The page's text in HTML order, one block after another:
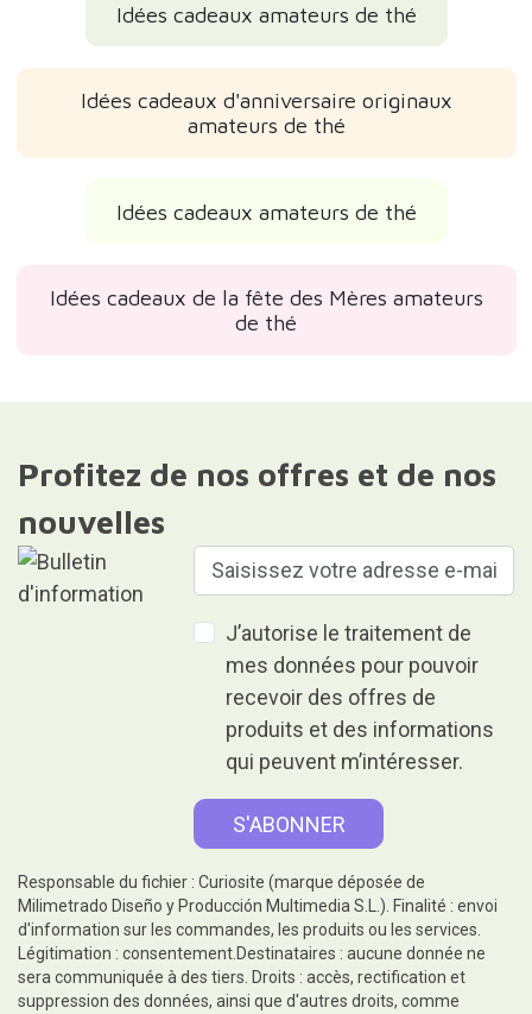
Idées cadeaux amateurs de thé
Idées cadeaux d'anniversaire originaux
amateurs de thé
Idées cadeaux amateurs de thé
Idées cadeaux de la fête des Mères amateurs
de thé
Profitez de nos offres et de nos
nouvelles
J’autorise le traitement de
mes données pour pouvoir
recevoir des offres de
produits et des informations
qui peuvent m’intéresser.
Responsable du fichier : Curiosite (marque déposée de
Milimetrado Diseño y Producción Multimedia S.L.). Finalité : envoi
d'information sur les commandes, les produits ou les services.
Légitimation : consentement.Destinataires : aucune donnée ne
sera communiquée à des tiers. Droits : accès, rectification et
suppression des données, ainsi que d'autres droits, comme